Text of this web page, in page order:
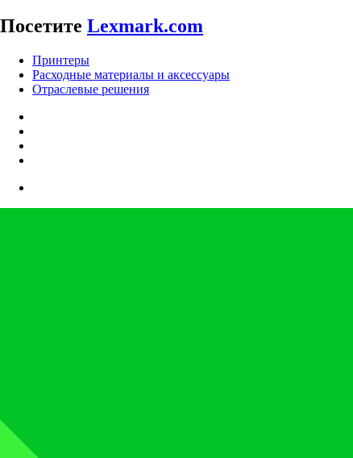
Посетите Lexmark.com
Принтеры
Расходные материалы и аксессуары
Отраслевые решения